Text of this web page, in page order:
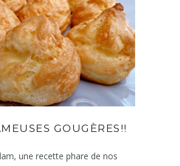
GOUGÈRES!!
une recette phare de nos